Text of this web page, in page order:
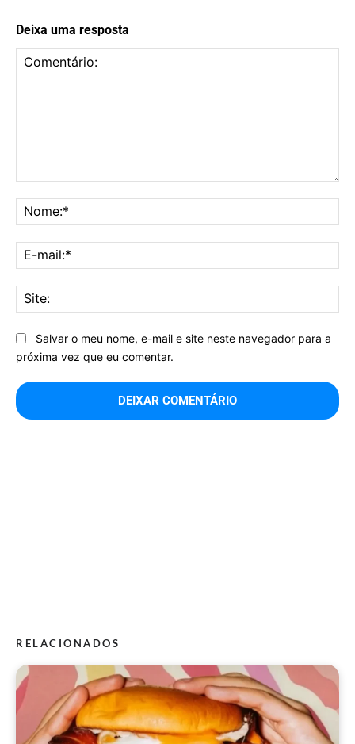
Deixa uma resposta
Salvar o meu nome, e-mail e site neste navegador para a
próxima vez que eu comentar.
RELACIONADOS